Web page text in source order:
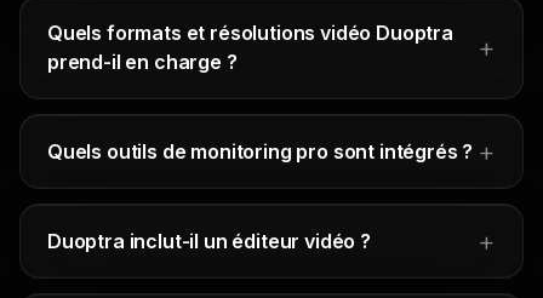
Quels formats et résolutions vidéo Duoptra
prend-il en charge ?
Quels outils de monitoring pro sont intégrés ?
Duoptra inclut-il un éditeur vidéo ?